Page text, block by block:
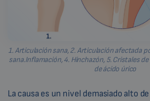
1. Articulación sana, 2. Articulación afectada
sana.Inflamación, 4. Hinchazón, 5. Cristales
de ácido úrico
La causa es un nivel demasiado alto